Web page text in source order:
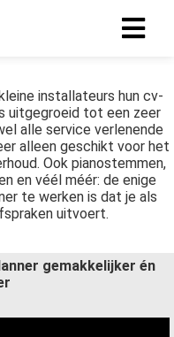
installateurs hun cv-
uitgegroeid tot een zeer
alle service verlenende
alleen geschikt voor het
Ook pianostemmen,
en véél méér: de enige
te werken is dat je als
uitvoert.
gemakkelijker én